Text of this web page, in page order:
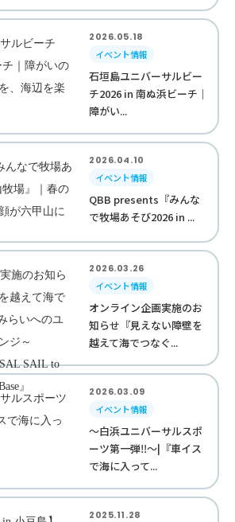
2026.05.18
イベント情報
石垣島ユニバーサルビー
チ2026 in 南ぬ浜ビーチ｜
障がい...
2026.04.10
イベント情報
QBB presents『みんな
で牧場あそび2026 in ...
2026.03.26
イベント情報
オンライン企画実施のお
知らせ『見えない障壁を
越えて海でつなぐ...
2026.03.09
イベント情報
～白浜ユニバーサルスポ
ーツ第一弾‼︎～|『車イス
で海に入って...
2025.11.28